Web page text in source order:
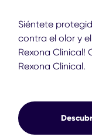
Siéntete
contra el olor y
Rexona Clinical!
Rexona Clinical.